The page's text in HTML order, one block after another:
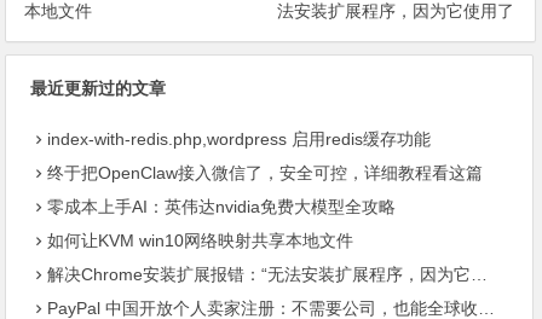
本地文件
法安装扩展程序，因为它使用了
不受支持的清单版本“
最近更新过的文章
index-with-redis.php,wordpress 启用redis缓存功能
终于把OpenClaw接入微信了，安全可控，详细教程看这篇
零成本上手AI：英伟达nvidia免费大模型全攻略
如何让KVM win10网络映射共享本地文件
解决Chrome安装扩展报错：“无法安装扩展程序，因为它使用了不受支持的清单版本“
PayPal 中国开放个人卖家注册：不需要公司，也能全球收款了